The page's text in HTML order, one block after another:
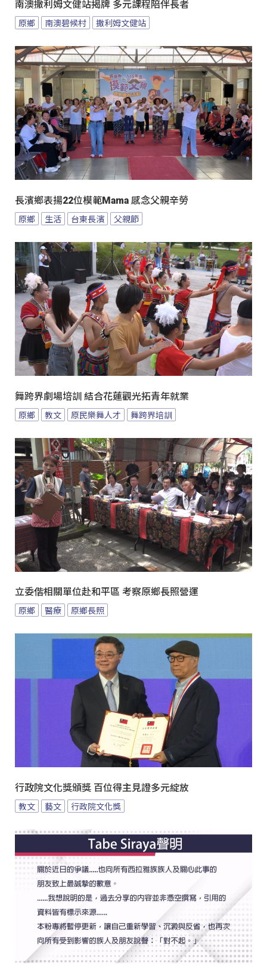
南澳撒利姆文健站揭牌 多元課程陪伴長者
原鄉 南澳碧候村 撒利姆文健站
長濱鄉表揚22位模範Mama 感念父親辛勞
原鄉 生活 台東長濱 父親節
舞跨界劇場培訓 結合花蓮觀光拓青年就業
原鄉 教文 原民樂舞人才 舞跨界培訓
立委偕相關單位赴和平區 考察原鄉長照營運
原鄉 醫療 原鄉長照
行政院文化獎頒獎 百位得主見證多元綻放
教文 藝文 行政院文化獎